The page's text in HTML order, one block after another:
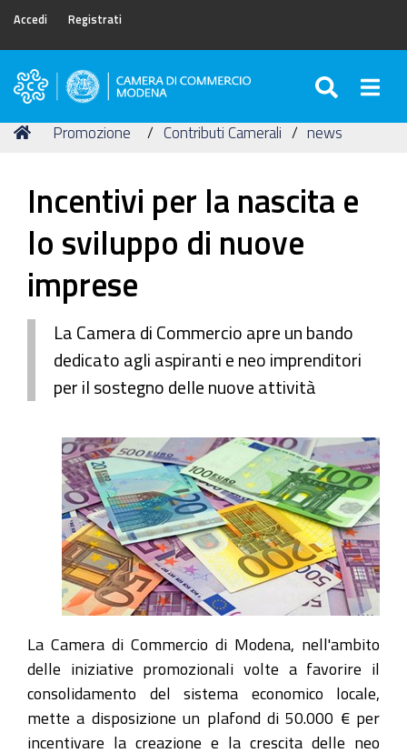
Accedi Registrati
Camera
Commercio
Tu
Home
Promozione Contributi Camerali news
Incentivi per la nascita e
lo sviluppo di nuove
imprese
La Camera di Commercio apre un bando
dedicato agli aspiranti e neo imprenditori
per il sostegno delle nuove attività
La Camera di Commercio di Modena, nell'ambito
delle iniziative promozionali volte a favorire il
consolidamento del sistema economico locale,
mette a disposizione un plafond di 50.000 € per
incentivare la creazione e la crescita delle neo